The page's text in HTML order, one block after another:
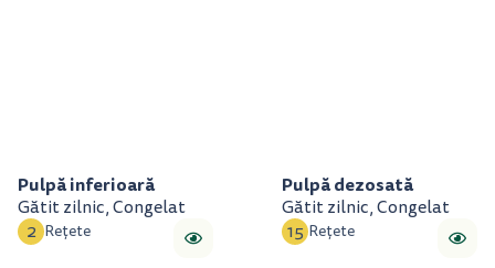
Pulpă inferioară
Gătit zilnic, Congelat
2 Rețete
Pulpă dezosată
Gătit zilnic, Congelat
15 Rețete